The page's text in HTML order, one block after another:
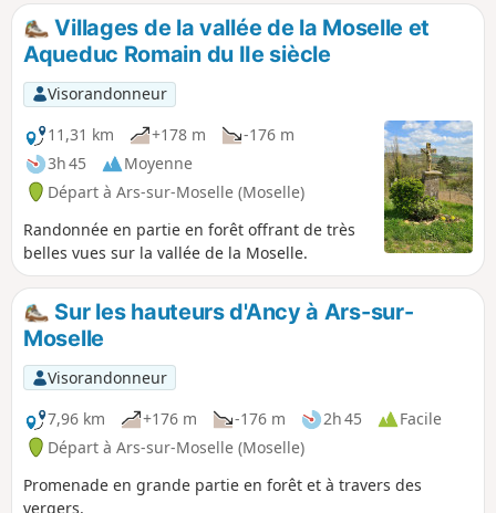
Villages de la vallée de la Moselle et
Aqueduc Romain du IIe siècle
Visorandonneur
11,31 km
+178 m
-176 m
3h 45
Moyenne
Départ à Ars-sur-Moselle (Moselle)
Randonnée en partie en forêt offrant de très
belles vues sur la vallée de la Moselle.
Sur les hauteurs d'Ancy à Ars-sur-
Moselle
Visorandonneur
7,96 km
+176 m -176 m 2h 45
Facile
Départ à Ars-sur-Moselle (Moselle)
Promenade en grande partie en forêt et à travers des
vergers.